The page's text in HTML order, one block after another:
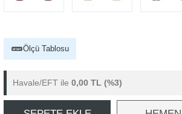
Ölçü Tablosu
Havale/EFT ile 0,00 TL (%3)